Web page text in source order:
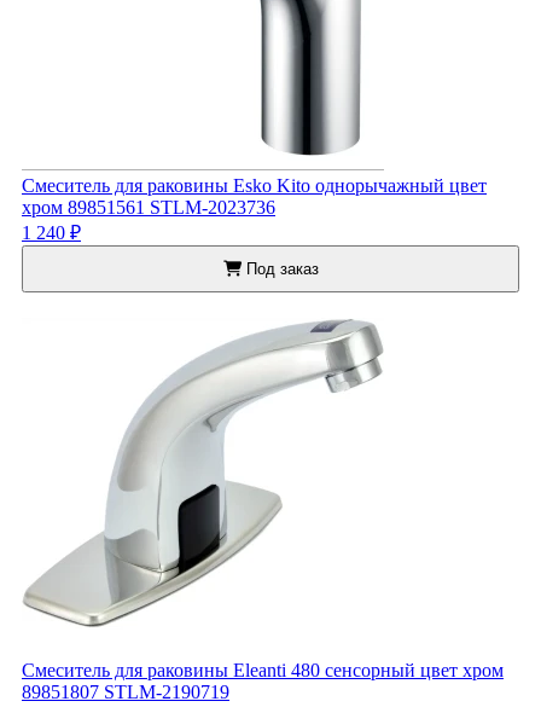
Смеситель для раковины Esko Kito однорычажный цвет
хром 89851561 STLM-2023736
1 240 ₽
Под заказ
Смеситель для раковины Eleanti 480 сенсорный цвет хром
89851807 STLM-2190719